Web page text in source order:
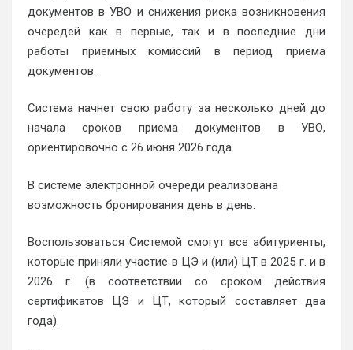
документов в УВО и снижения риска возникновения
очередей как в первые, так и в последние дни
работы приемных комиссий в период приема
документов.
Система начнет свою работу за несколько дней до
начала сроков приема документов в УВО,
ориентировочно с 26 июня 2026 года.
В системе электронной очереди реализована
возможность бронирования день в день.
Воспользоваться Системой смогут все абитуриенты,
которые приняли участие в ЦЭ и (или) ЦТ в 2025 г. и в
2026 г. (в соответствии со сроком действия
сертификатов ЦЭ и ЦТ, который составляет два
года).